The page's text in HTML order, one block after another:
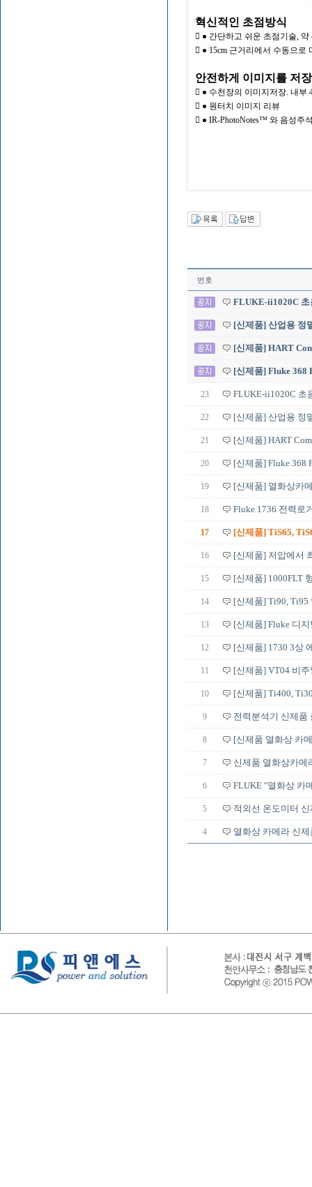
혁신적인 초점방식
 ● 간단하고 쉬운 초점기술, 약
 ● 15cm 근거리에서 수동으로
안전하게 이미지를 저
 ● 수천장의 이미지저장. 내부
 ● 원터치 이미지 리뷰
 ● IR-PhotoNotes™ 와 음성주
번호
FLUKE-ii1020C 초
[신제품] 산업용 정
[신제품] HART
[신제품] Fluke 368
23 FLUKE-ii1020C 초
22 [신제품] 산업용 정
21 [신제품] HART
20 [신제품] Fluke 368
19 [신제품] 열화상카
18 Fluke 1736 전력로
17 [신제품] TiS65,
16 [신제품] 저압에서
15 [신제품] 1000FLT
14 [신제품] Ti90, Ti95
13 [신제품] Fluke 디
12 [신제품] 1730 3상
11 [신제품] VT04 비
10 [신제품] Ti400,
9 전력분석기 신제품
8 [신제품 열화상 카
7 신제품 열화상카메
6 FLUKE "열화상 카
5 적외선 온도미터 신
4 열화상 카메라 신제